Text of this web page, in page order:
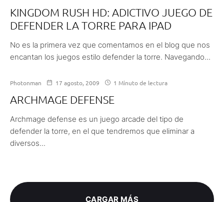
KINGDOM RUSH HD: ADICTIVO JUEGO DE
DEFENDER LA TORRE PARA IPAD
No es la primera vez que comentamos en el blog que nos
encantan los juegos estilo defender la torre. Navegando...
Photonman 17 agosto, 2009 1 Minuto de lectura
ARCHMAGE DEFENSE
Archmage defense es un juego arcade del tipo de
defender la torre, en el que tendremos que eliminar a
diversos...
CARGAR MÁS